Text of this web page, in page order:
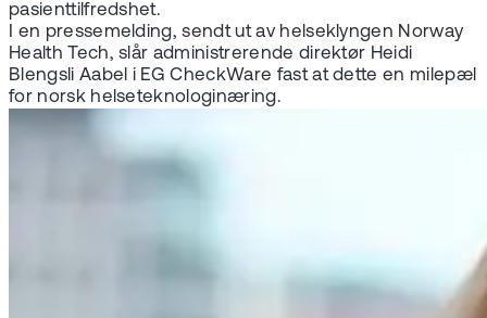
pasienttilfredshet.
I en pressemelding, sendt ut av helseklyngen Norway
Health Tech, slår administrerende direktør Heidi
Blengsli Aabel i EG CheckWare fast at dette en milepæl
for norsk helseteknologinæring.